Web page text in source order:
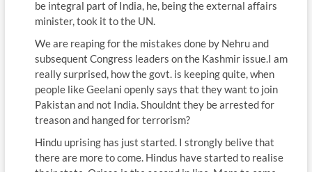
be integral part of India, he, being the external affairs
minister, took it to the UN.
We are reaping for the mistakes done by Nehru and
subsequent Congress leaders on the Kashmir issue.I am
really surprised, how the govt. is keeping quite, when
people like Geelani openly says that they want to join
Pakistan and not India. Shouldnt they be arrested for
treason and hanged for terrorism?
Hindu uprising has just started. I strongly belive that
there are more to come. Hindus have started to realise